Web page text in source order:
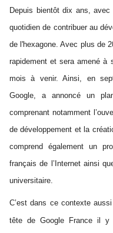
Depuis bientôt dix ans,
quotidien de contribuer au
de l'hexagone. Avec plus de
rapidement et sera amené à
mois à venir. Ainsi, en
Google, a annoncé un
comprenant notamment
de développement et la
comprend également un
français de l’Internet ainsi
universitaire.
C’est dans ce contexte
tête de Google France il y